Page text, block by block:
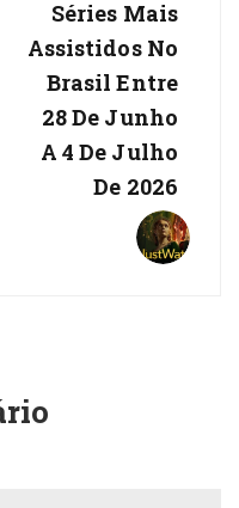
Séries Mais
Assistidos No
Brasil Entre
28 De Junho
A 4 De Julho
De 2026